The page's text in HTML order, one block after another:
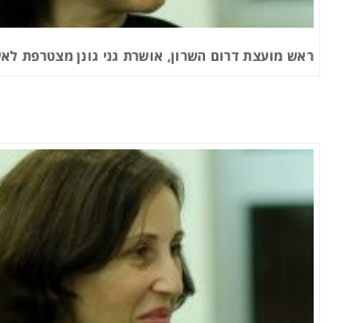
ראש מועצת דרום השרון, אושרת גני גונן מצטרפת